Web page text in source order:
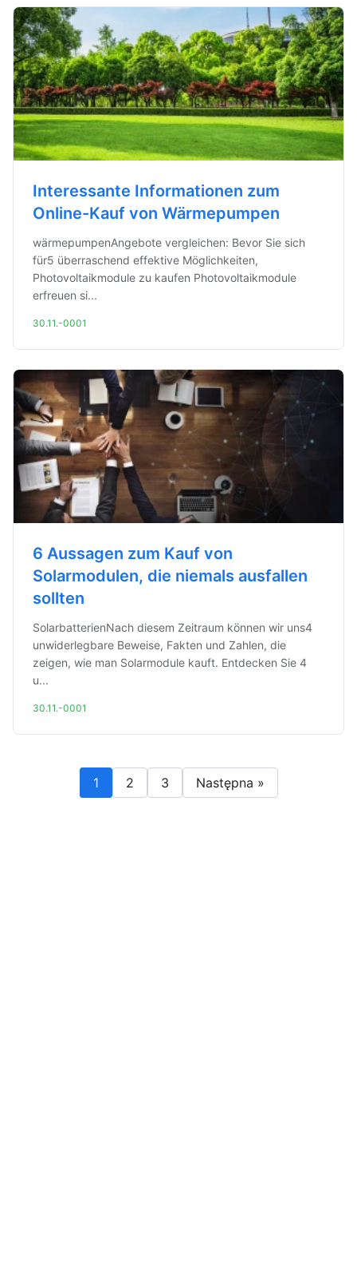
Interessante Informationen zum
Online-Kauf von Wärmepumpen
wärmepumpenAngebote vergleichen: Bevor Sie sich
für5 überraschend effektive Möglichkeiten,
Photovoltaikmodule zu kaufen Photovoltaikmodule
erfreuen si...
30.11.-0001
6 Aussagen zum Kauf von
Solarmodulen, die niemals ausfallen
sollten
SolarbatterienNach diesem Zeitraum können wir uns4
unwiderlegbare Beweise, Fakten und Zahlen, die
zeigen, wie man Solarmodule kauft. Entdecken Sie 4
u...
30.11.-0001
1 2 3 Następna »